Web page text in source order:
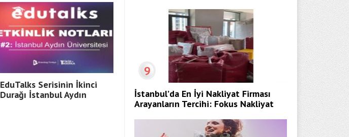
EduTalks Serisinin İkinci
Durağı İstanbul Aydın
9
İstanbul’da En İyi Nakliyat Firması
Arayanların Tercihi: Fokus Nakliyat